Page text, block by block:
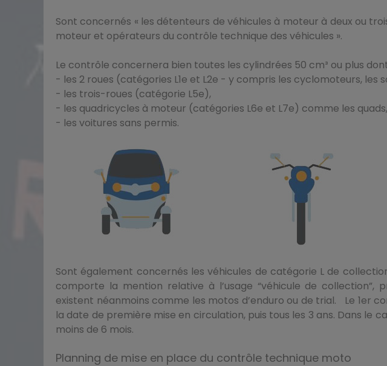
Sont concernés « les détenteurs de véhicules à moteur à deux ou
moteur et opérateurs du contrôle technique des véhicules ».
Le contrôle concernera bien toutes les cylindrées 50 cm³ ou plus
- les 2 roues (catégories L1e et L2e - y compris les cyclomoteurs, les
- les trois-roues (catégorie L5e),
- les quadricycles à moteur (catégories L6e et L7e) comme les quads,
- les voitures sans permis.
Sont également concernés les véhicules de catégorie L de
comporte la mention relative à l’usage “véhicule de collection”,
existent néanmoins comme les motos d’enduro ou de trial. Le 1er
la date de première mise en circulation, puis tous les 3 ans. Dans le
moins de 6 mois.
Planning de mise en place du contrôle technique moto